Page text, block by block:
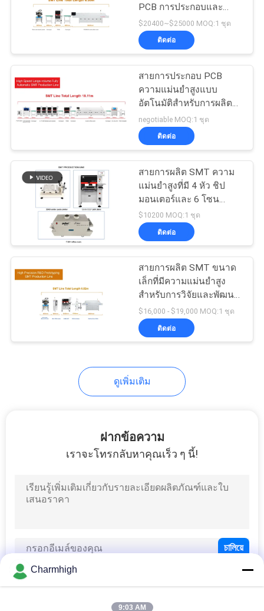
นโยบาย
ความ
เป็น
ส่วน
เครื่อง SMT ขนาด
เครื่องเลือกและวาง
SMD
สายการประกอบ
PCB
อุปกรณ์เสริม SMT
PCB การประกอบและ
PCBA การผลิต
$20400~$25000 MOQ:1 ชุด
ติดต่อ
สายการประกอบ PCB
ความแม่นยำสูงแบบ
อัตโนมัติสำหรับการผลิต
ขนาดใหญ่
negotiable MOQ:1 ชุด
ติดต่อ
สายการผลิต SMT ความ
แม่นยําสูงที่มี 4 หัว ชิป
มอนเตอร์และ 6 โซน
อุณหภูมิ รถไฟฟ้าน้ํากลับ
สําหรับการประกอบ PCB
$10200 MOQ:1 ชุด
ติดต่อ
สายการผลิต SMT ขนาด
เล็กที่มีความแม่นยำสูง
สำหรับการวิจัยและพัฒนา
ภายในองค์กร การสร้าง
ต้นแบบ
$16,000 - $19,000 MOQ:1 ชุด
ติดต่อ
ดูเพิ่มเติม
ฝากข้อความ
เราจะโทรกลับหาคุณเร็ว ๆ นี้!
Charmhigh
9:03 AM